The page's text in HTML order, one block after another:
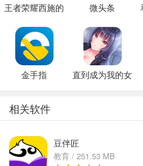
王者荣耀西施的
微头条
金手指
直到成为我的女
相关软件
豆伴匠
教育 / 251.53 MB